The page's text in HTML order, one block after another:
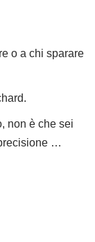
o a chi sparare
non è che sei
…